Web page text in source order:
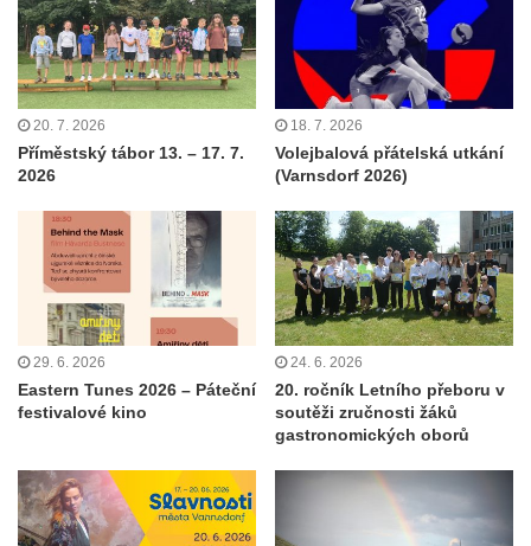
20. 7. 2026
Příměstský tábor 13. – 17. 7.
2026
18. 7. 2026
Volejbalová přátelská utkání
(Varnsdorf 2026)
29. 6. 2026
Eastern Tunes 2026 – Páteční
festivalové kino
24. 6. 2026
20. ročník Letního přeboru v
soutěži zručnosti žáků
gastronomických oborů